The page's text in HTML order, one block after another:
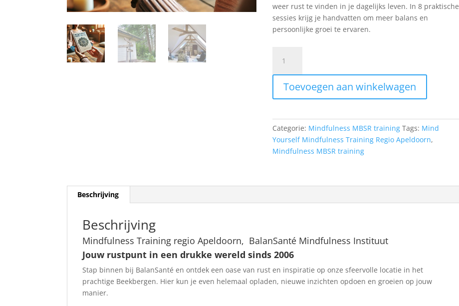
weer rust te vinden in je dagelijks leven. In 8 praktische
sessies krijg je handvatten om meer balans en
persoonlijke groei te ervaren.
Mindfulness
Based
Stress
Reduction
99/9402
mindfulness
i.v.m.
burn-
training;
1+8+15
juli,
2+9
september
aantal
Toevoegen aan winkelwagen
Categorie: Mindfulness MBSR training Tags: Mind
Yourself Mindfulness Training Regio Apeldoorn,
Mindfulness MBSR training
Beschrijving
Beschrijving
Mindfulness Training regio Apeldoorn, BalanSanté Mindfulness Instituut
Jouw rustpunt in een drukke wereld sinds 2006
Stap binnen bij BalanSanté en ontdek een oase van rust en inspiratie op onze sfeervolle locatie in het
prachtige Beekbergen. Hier kun je even helemaal opladen, nieuwe inzichten opdoen en groeien op jouw
manier.